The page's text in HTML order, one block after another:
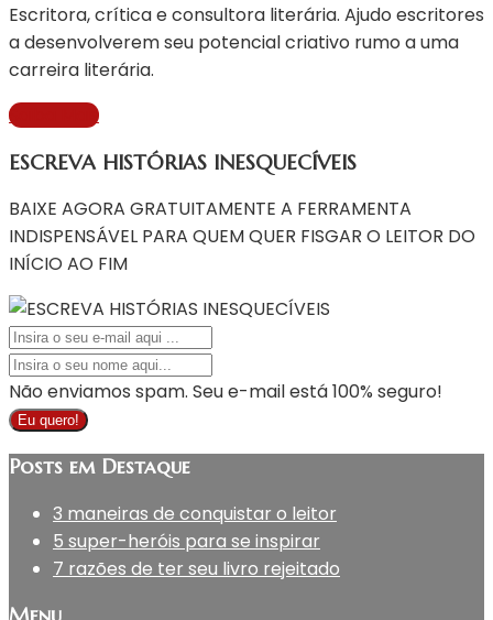
Escritora, crítica e consultora literária. Ajudo escritores
a desenvolverem seu potencial criativo rumo a uma
carreira literária.
Saiba Mais
ESCREVA HISTÓRIAS INESQUECÍVEIS
BAIXE AGORA GRATUITAMENTE A FERRAMENTA
INDISPENSÁVEL PARA QUEM QUER FISGAR O LEITOR DO
INÍCIO AO FIM
Não enviamos spam. Seu e-mail está 100% seguro!
Eu quero!
Posts em Destaque
3 maneiras de conquistar o leitor
5 super-heróis para se inspirar
7 razões de ter seu livro rejeitado